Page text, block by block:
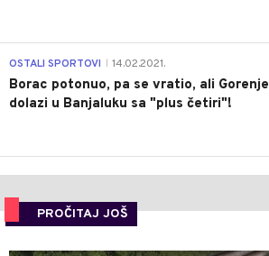
OSTALI SPORTOVI 14.02.2021.
Borac potonuo, pa se vratio, ali Gorenje
dolazi u Banjaluku sa "plus četiri"!
PROČITAJ JOŠ